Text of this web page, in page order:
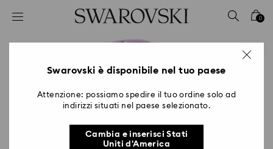
Accesskeys list
2 - Footer
0
Swarovski è disponibile nel tuo paese
Attenzione: possiamo spedire il tuo ordine solo ad
indirizzi situati nel paese selezionato.
Cambia e inserisci Stati
Uniti d'America